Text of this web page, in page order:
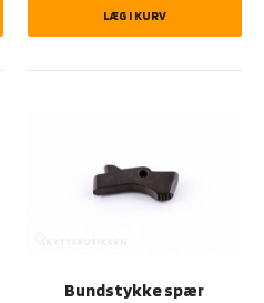
LÆG I KURV
Bundstykke spær